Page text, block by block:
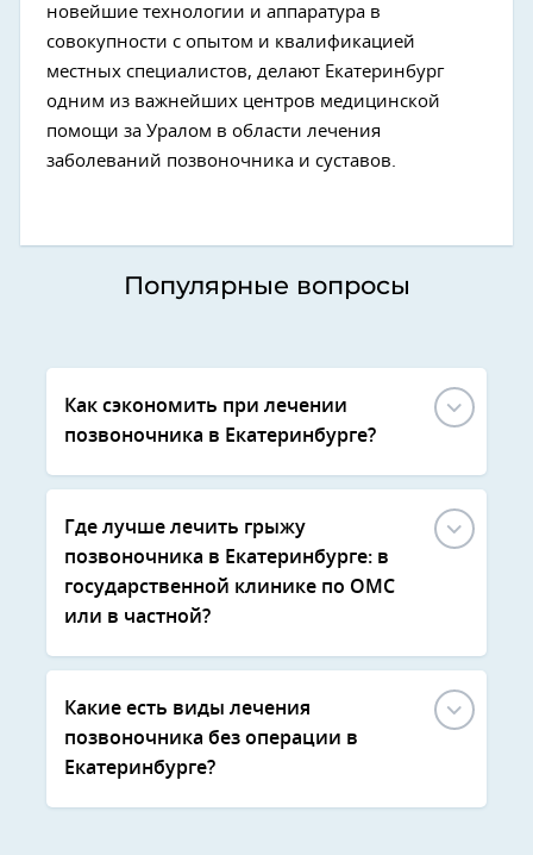
новейшие технологии и аппаратура в
совокупности с опытом и квалификацией
местных специалистов, делают Екатеринбург
одним из важнейших центров медицинской
помощи за Уралом в области лечения
заболеваний позвоночника и суставов.
Популярные вопросы
Как сэкономить при лечении
позвоночника в Екатеринбурге?
Где лучше лечить грыжу
позвоночника в Екатеринбурге: в
государственной клинике по ОМС
или в частной?
Какие есть виды лечения
позвоночника без операции в
Екатеринбурге?